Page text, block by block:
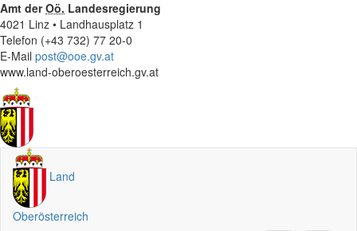
Amt derOö. Landesregierung
4021 Linz • Landhausplatz 1
Telefon (+43 732) 77 20-0
E-Mail post@ooe.gv.at
www.land-oberoesterreich.gv.at
Land
Oberösterreich